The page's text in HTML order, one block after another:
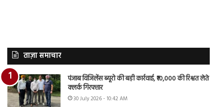
ताज़ा समाचार
पंजाब विजिलेंस ब्यूरो की बड़ी कार्रवाई, ₹10,000 की रिश्वत लेते
क्लर्क गिरफ्तार
30 July 2026 - 10:42 AM